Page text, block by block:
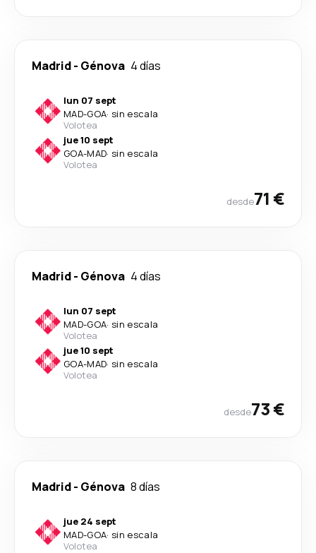
Madrid- Génova 4 días
lun 07 sept
MAD-GOA· sin escala
Volotea
jue 10 sept
GOA-MAD· sin escala
Volotea
desde71 €
Madrid- Génova 4 días
lun 07 sept
MAD-GOA· sin escala
Volotea
jue 10 sept
GOA-MAD· sin escala
Volotea
desde73 €
Madrid- Génova 8 días
jue 24 sept
MAD-GOA· sin escala
Volotea